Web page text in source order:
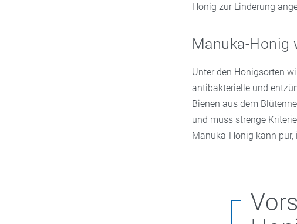
Honig zur Linderung
Manuka-Honig
Unter den Honigsorten
antibakterielle und
Bienen aus dem
und muss strenge
Manuka-Honig kann pur,